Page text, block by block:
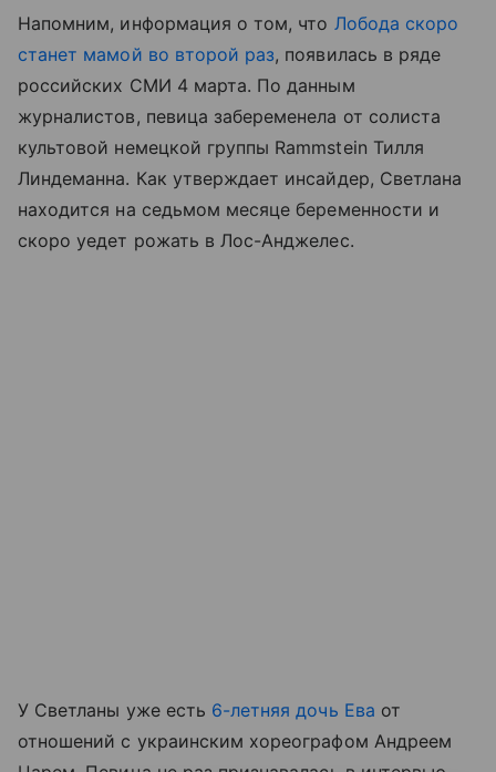
Напомним, информация о том, что Лобода скоро
станет мамой во второй раз, появилась в ряде
российских СМИ 4 марта. По данным
журналистов, певица забеременела от солиста
культовой немецкой группы Rammstein Тилля
Линдеманна. Как утверждает инсайдер, Светлана
находится на седьмом месяце беременности и
скоро уедет рожать в Лос-Анджелес.
У Светланы уже есть 6-летняя дочь Ева от
отношений с украинским хореографом Андреем